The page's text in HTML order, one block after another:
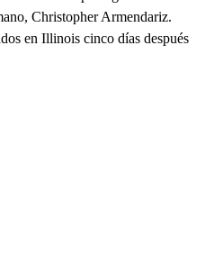
Christopher Armendariz.
en Illinois cinco días después